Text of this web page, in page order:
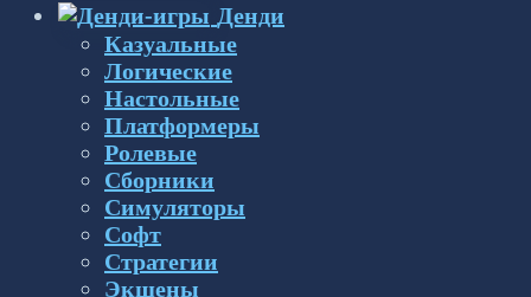
Денди
Казуальные
Логические
Настольные
Платформеры
Ролевые
Сборники
Симуляторы
Софт
Стратегии
Экшены